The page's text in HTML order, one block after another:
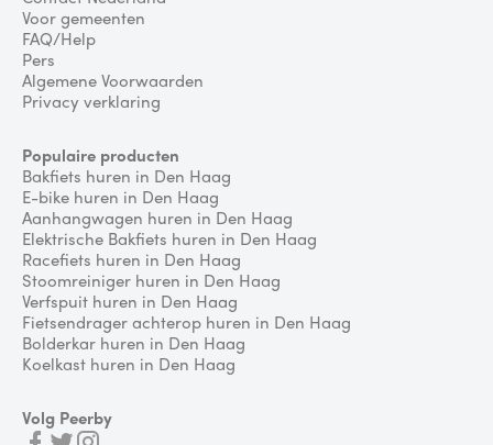
Voor gemeenten
FAQ/Help
Pers
Algemene Voorwaarden
Privacy verklaring
Populaire producten
Bakfiets huren in Den Haag
E-bike huren in Den Haag
Aanhangwagen huren in Den Haag
Elektrische Bakfiets huren in Den Haag
Racefiets huren in Den Haag
Stoomreiniger huren in Den Haag
Verfspuit huren in Den Haag
Fietsendrager achterop huren in Den Haag
Bolderkar huren in Den Haag
Koelkast huren in Den Haag
Volg Peerby